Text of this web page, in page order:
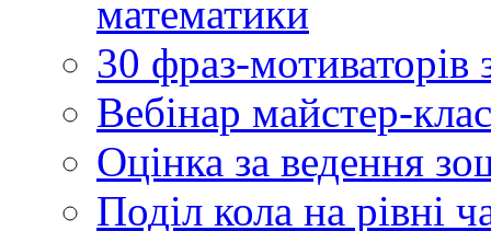
математики
30 фраз-
Вебінар майстер-клас
Оцінка за ведення
Поділ кола на рівні